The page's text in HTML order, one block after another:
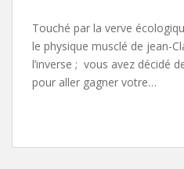
Touché par la verve
le physique musclé de jean-
l’inverse ; vous avez décidé
pour aller gagner votre…